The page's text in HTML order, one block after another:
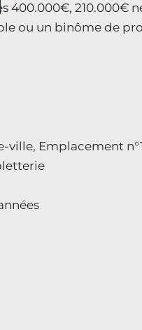
400.000€, 210.000€
ou un binôme de
ville, Emplacement